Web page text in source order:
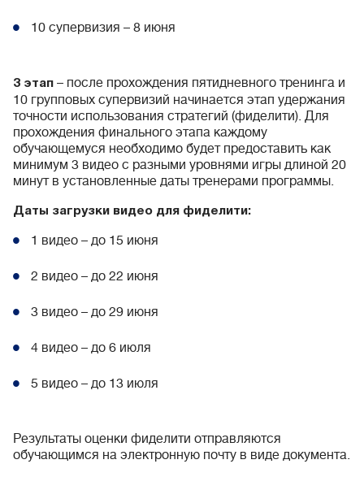
10 супервизия – 8 июня
3 этап – после прохождения пятидневного тренинга и
10 групповых супервизий начинается этап удержания
точности использования стратегий (фиделити). Для
прохождения финального этапа каждому
обучающемуся необходимо будет предоставить как
минимум 3 видео с разными уровнями игры длиной 20
минут в установленные даты тренерами программы.
Даты загрузки видео для фиделити:
1 видео – до 15 июня
2 видео – до 22 июня
3 видео – до 29 июня
4 видео – до 6 июля
5 видео – до 13 июля
Результаты оценки фиделити отправляются
обучающимся на электронную почту в виде документа.